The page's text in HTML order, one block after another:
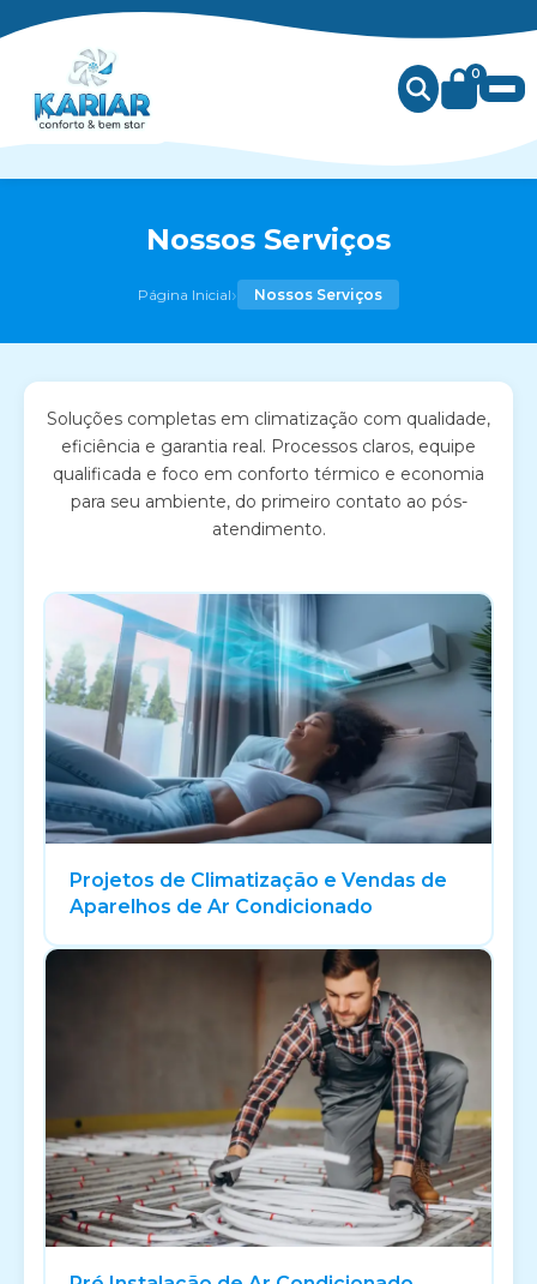
0
Nossos Serviços
Página Inicial› Nossos Serviços
Soluções completas em climatização com qualidade,
eficiência e garantia real. Processos claros, equipe
qualificada e foco em conforto térmico e economia
para seu ambiente, do primeiro contato ao pós-
atendimento.
Projetos de Climatização e Vendas de
Aparelhos de Ar Condicionado